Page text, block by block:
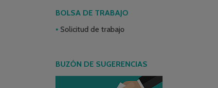
BOLSA DE TRABAJO
Solicitud de trabajo
BUZÓN DE SUGERENCIAS